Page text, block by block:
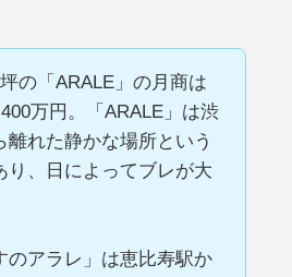
の「ARALE」の月商は
万円。「ARALE」は渋
離れた静かな場所という
り、日によってブレが大
のアラレ」は恵比寿駅か